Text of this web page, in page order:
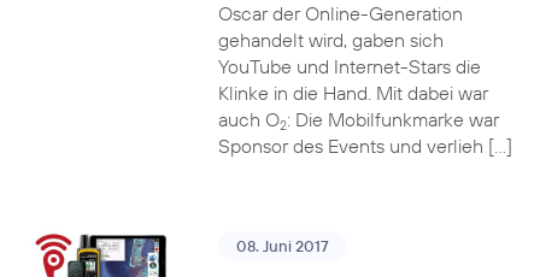
Oscar der Online-Generation
gehandelt wird, gaben sich
YouTube und Internet-Stars die
Klinke in die Hand. Mit dabei war
auch O2: Die Mobilfunkmarke war
Sponsor des Events und verlieh […]
08. Juni 2017